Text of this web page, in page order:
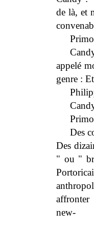
de là, et
appelé
genre :
Des
Des
" ou "
affronter
new-